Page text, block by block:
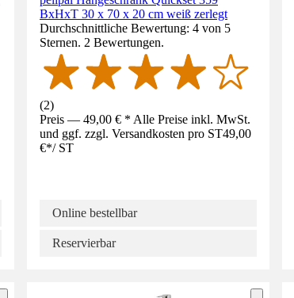
BxHxT 30 x 70 x 20 cm weiß zerlegt
Durchschnittliche Bewertung: 4 von 5
Sternen. 2 Bewertungen.
(2)
Preis — 49,00 € * Alle Preise inkl. MwSt.
und ggf. zzgl. Versandkosten pro ST49,00
€*/ ST
Online bestellbar
Reservierbar